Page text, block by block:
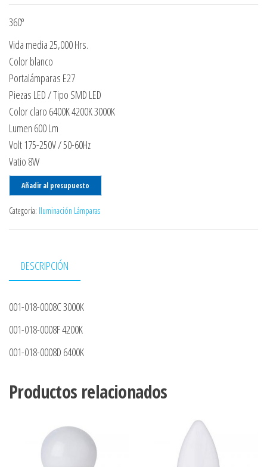
360º
Vida media 25,000 Hrs.
Color blanco
Portalámparas E27
Piezas LED / Tipo SMD LED
Color claro 6400K 4200K 3000K
Lumen 600 Lm
Volt 175-250V / 50-60Hz
Vatio 8W
Añadir al presupuesto
Categoría: Iluminación Lámparas
DESCRIPCIÓN
001-018-0008C 3000K
001-018-0008F 4200K
001-018-0008D 6400K
Productos relacionados